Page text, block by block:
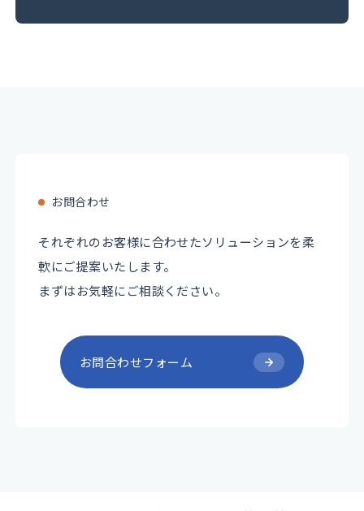
お問合わせ
それぞれのお客様に合わせたソリューションを柔
軟にご提案いたします。
まずはお気軽にご相談ください。
お問合わせフォーム